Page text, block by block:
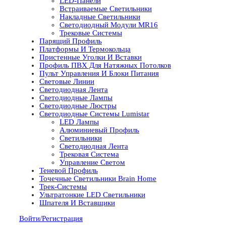
Встраиваемые Светильники
Накладные Светильники
Светодиодный Модули MR16
Трековые Системы
Парящий Профиль
Платформы И Термокольца
Пристенные Уголки И Вставки
Профиль ПВХ Для Натяжных Потолков
Пульт Управления И Блоки Питания
Световые Линии
Светодиодная Лента
Светодиодные Лампы
Светодиодные Люстры
Светодиодные Системы Lumistar
LED Лампы
Алюминиевый Профиль
Светильники
Светодиодная Лента
Трековая Система
Управление Светом
Теневой Профиль
Точечные Светильники Brain Home
Трек-Системы
Ультратонкие LED Светильники
Шпателя И Вставщики
Войти/Регистрация